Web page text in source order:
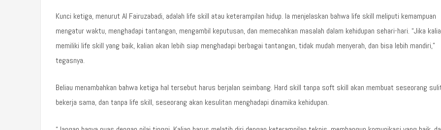
Kunci ketiga, menurut Al Fairuzabadi, adalah life skill atau keterampilan hidup. Ia menjelaskan bahwa life skill meliputi kemampuan
mengatur waktu, menghadapi tantangan, mengambil keputusan, dan memecahkan masalah dalam kehidupan sehari-hari. “Jika
memiliki life skill yang baik, kalian akan lebih siap menghadapi berbagai tantangan, tidak mudah menyerah, dan bisa lebih mandiri,”
tegasnya.
Beliau menambahkan bahwa ketiga hal tersebut harus berjalan seimbang. Hard skill tanpa soft skill akan membuat seseorang
bekerja sama, dan tanpa life skill, seseorang akan kesulitan menghadapi dinamika kehidupan.